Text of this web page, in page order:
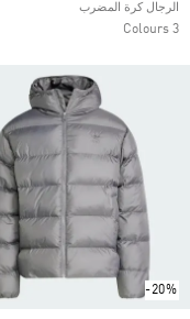
الرجال كرة المضرب
3 Colours
-20%